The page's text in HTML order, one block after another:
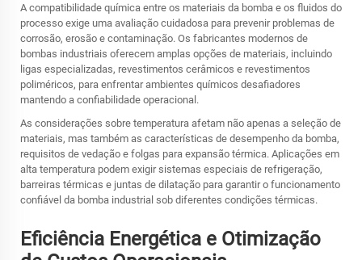
A compatibilidade química entre os materiais da bomba e os fluidos do
processo exige uma avaliação cuidadosa para prevenir problemas de
corrosão, erosão e contaminação. Os fabricantes modernos de
bombas industriais oferecem amplas opções de materiais, incluindo
ligas especializadas, revestimentos cerâmicos e revestimentos
poliméricos, para enfrentar ambientes químicos desafiadores
mantendo a confiabilidade operacional.
As considerações sobre temperatura afetam não apenas a seleção de
materiais, mas também as características de desempenho da bomba,
requisitos de vedação e folgas para expansão térmica. Aplicações em
alta temperatura podem exigir sistemas especiais de refrigeração,
barreiras térmicas e juntas de dilatação para garantir o funcionamento
confiável da bomba industrial sob diferentes condições térmicas.
Eficiência Energética e Otimização